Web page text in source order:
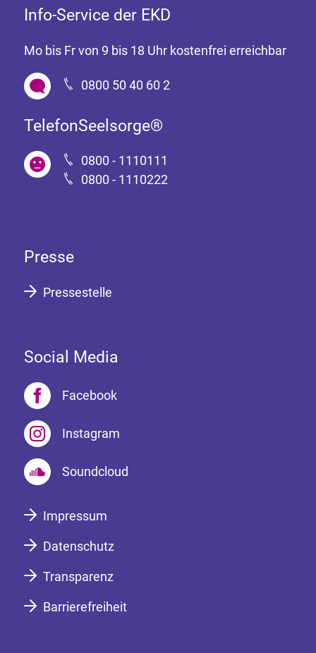
Info-Service der EKD
Mo bis Fr von 9 bis 18 Uhr kostenfrei erreichbar
0800 50 40 60 2
TelefonSeelsorge®
0800 - 1110111
0800 - 1110222
Presse
Pressestelle
Social Media
Facebook
Instagram
Soundcloud
Impressum
Datenschutz
Transparenz
Barrierefreiheit